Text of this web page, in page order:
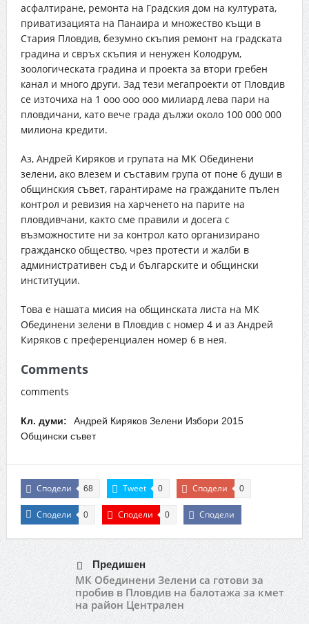
асфалтиране, ремонта на Градския дом на културата,
приватизацията на Панаира и множество къщи в
Стария Пловдив, безумно скъпия ремонт на градската
градина и свръх скъпия и ненужен Колодрум,
зоологическата градина и проекта за втори гребен
канал и много други. Зад тези мегапроекти от Пловдив
се източиха на 1 ооо ооо ооо милиард лева пари на
пловдичани, като вече града дължи около 100 000 000
милиона кредити.
Аз, Андрей Киряков и групата на МК Обединени
зелени, ако влезем и съставим група от поне 6 души в
общинския съвет, гарантираме на гражданите пълен
контрол и ревизия на харченето на парите на
пловдивчани, както сме правили и досега с
възможностите ни за контрол като организирано
гражданско общество, чрез протести и жалби в
административен съд и българските и общински
институции.
Това е нашата мисия на общинската листа на МК
Обединени зелени в Пловдив с номер 4 и аз Андрей
Киряков с преференциален номер 6 в нея.
Comments
comments
Кл. думи:
Андрей Киряков Зелени Избори 2015
Общински съвет
Сподели 68 Tweet 0 Сподели 0
Сподели 0 Сподели 0 Сподели
Предишен
МК Обединени Зелени са готови за
пробив в Пловдив на балотажа зa кмет
на район Централен